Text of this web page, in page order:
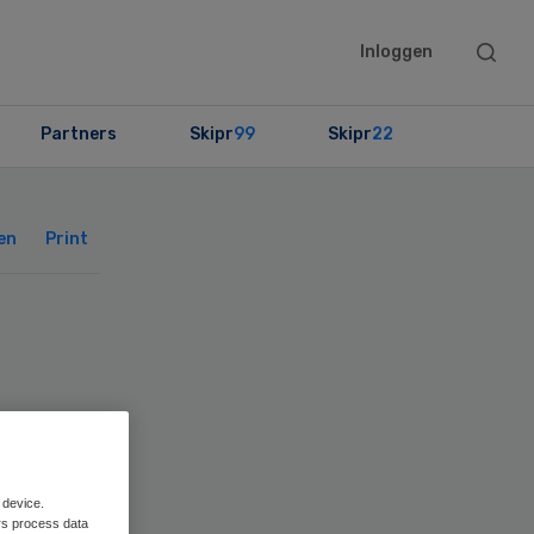
Inloggen
Search
Partners Skipr99 Skipr22
Print
process data